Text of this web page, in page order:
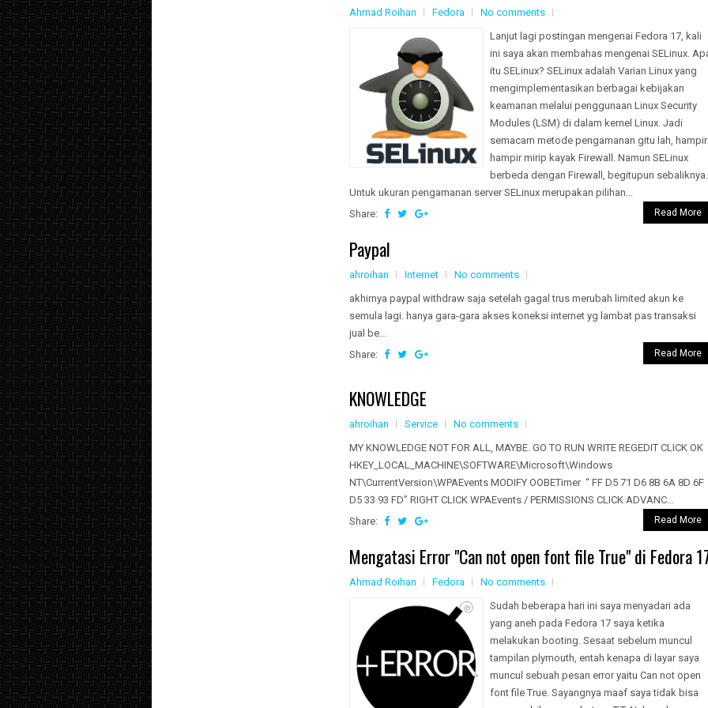
Ahmad Roihan Fedora
No comments
Lanjut lagi postingan mengenai Fedora 17, kali
ini saya akan membahas mengenai SELinux.
itu SELinux? SELinux adalah Varian Linux yang
mengimplementasikan berbagai kebijakan
keamanan melalui penggunaan Linux Security
Modules (LSM) di dalam kernel Linux. Jadi
semacam metode pengamanan gitu lah, hampir
hampir mirip kayak Firewall. Namun SELinux
berbeda dengan Firewall, begitupun sebaliknya.
Untuk ukuran pengamanan server SELinux merupakan pilihan...
Share:
Read More
Paypal
ahroihan Internet
No comments
akhirnya paypal withdraw saja setelah gagal trus merubah limited akun ke
semula lagi. hanya gara-gara akses koneksi internet yg lambat pas transaksi
jual be...
Share:
Read More
KNOWLEDGE
ahroihan Service
No comments
MY KNOWLEDGE NOT FOR ALL, MAYBE. GO TO RUN WRITE REGEDIT CLICK OK
HKEY_LOCAL_MACHINE\SOFTWARE\Microsoft\Windows
NT\CurrentVersion\WPAEvents MODIFY OOBETimer “ FF D5 71 D6 8B 6A 8D 6F
D5 33 93 FD” RIGHT CLICK WPAEvents / PERMISSIONS CLICK ADVANC...
Share:
Read More
Mengatasi Error "Can not open font file True" di Fedora
Ahmad Roihan Fedora
No comments
Sudah beberapa hari ini saya menyadari ada
yang aneh pada Fedora 17 saya ketika
melakukan booting. Sesaat sebelum muncul
tampilan plymouth, entah kenapa di layar saya
muncul sebuah pesan error yaitu Can not open
font file True. Sayangnya maaf saya tidak bisa